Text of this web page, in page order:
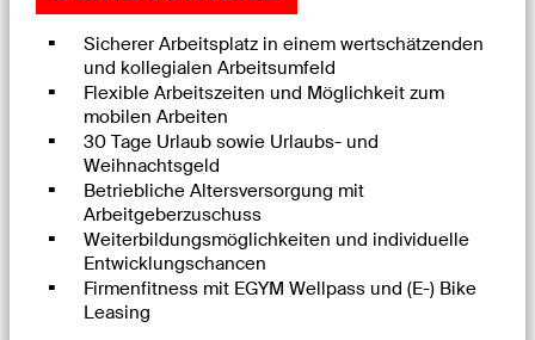
Sicherer Arbeitsplatz in einem wertschätzenden
und kollegialen Arbeitsumfeld
Flexible Arbeitszeiten und Möglichkeit zum
mobilen Arbeiten
30 Tage Urlaub sowie Urlaubs- und
Weihnachtsgeld
Betriebliche Altersversorgung mit
Arbeitgeberzuschuss
Weiterbildungsmöglichkeiten und individuelle
Entwicklungschancen
Firmenfitness mit EGYM Wellpass und (E-) Bike
Leasing